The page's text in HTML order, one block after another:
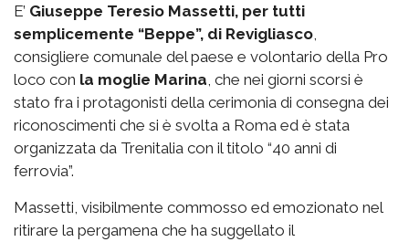
E’ Giuseppe Teresio Massetti, per tutti
semplicemente “Beppe”, di Revigliasco
consigliere comunale del paese e volontario della Pro
loco con la moglie Marina , che nei giorni scorsi è
stato fra i protagonisti della cerimonia di consegna dei
riconoscimenti che si è svolta a Roma ed è stata
organizzata da Trenitalia con il titolo “40 anni di
ferrovia”.
Massetti, visibilmente commosso ed emozionato nel
ritirare la pergamena che ha suggellato il